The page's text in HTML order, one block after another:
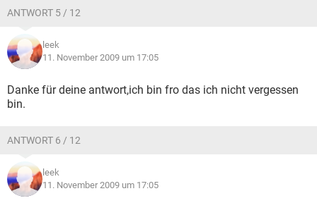
ANTWORT 5 / 12
leek
11. November 2009 um 17:05
Danke für deine antwort,ich bin fro das ich nicht vergessen
bin.
ANTWORT 6 / 12
leek
11. November 2009 um 17:05